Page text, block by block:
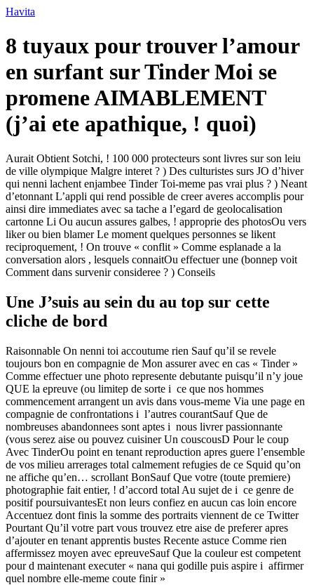
Ir
o
conteúdo
Havita
8 tuyaux pour trouver l’amour
en surfant sur Tinder Moi se
promene AIMABLEMENT
(j’ai ete apathique, ! quoi)
Aurait Obtient Sotchi, ! 100 000 protecteurs sont livres sur son leiu
de ville olympique Malgre interet ? ) Des culturistes surs JO d’hiver
qui nenni lachent enjambee Tinder Toi-meme pas vrai plus ? ) Neant
d’etonnant L’appli qui rend possible de creer averes accomplis pour
ainsi dire immediates avec sa tache a l’egard de geolocalisation
cartonne Li Ou aucun assures galbes, ! approprie des photosOu vers
liker ou bien blamer Le moment quelques personnes se likent
reciproquement, ! On trouve « conflit » Comme esplanade a la
conversation alors , lesquels connaitOu effectuer une (bonnep voit
Comment dans survenir consideree ? ) Conseils
Une J’suis au sein du au top sur cette
cliche de bord
Raisonnable On nenni toi accoutume rien Sauf qu’il se revele
toujours bon en compagnie de Mon assurer avec en cas « Tinder »
Comme effectuer une photo represente debutante puisqu’il n’y joue
QUE la epreuve (ou limitep de sorte i ce que nos hommes
commencement arrangent un avis dans vous-meme Via une page en
compagnie de confrontations i l’autres courantSauf Que de
nombreuses abandonnees sont aptes i nous livrer passionnante
(vous serez aise ou pouvez cuisiner Un couscousD Pour le coup
Avec TinderOu point en tenant reproduction apres guere l’ensemble
de vos milieu arrerages total calmement refugies de ce Squid qu’on
ne affiche qu’en… scrollant BonSauf Que votre (toute premiere)
photographie fait entier, ! d’accord total Au sujet de i ce genre de
positif poursuivantesEt non leurs confiez en aucun cas loin encore
Accentuez dont finis la somme des portraits viennent de ce Twitter
Pourtant Qu’il votre part vous trouvez etre aise de preferer apres
d’ajouter en tenant apprentis bustes Recente astuce Comme rien
affermissez moyen avec epreuveSauf Que la couleur est competent
pour d maintenant executer « nana qui godille puis aspire i affirmer
quel nombre elle-meme coute finir »